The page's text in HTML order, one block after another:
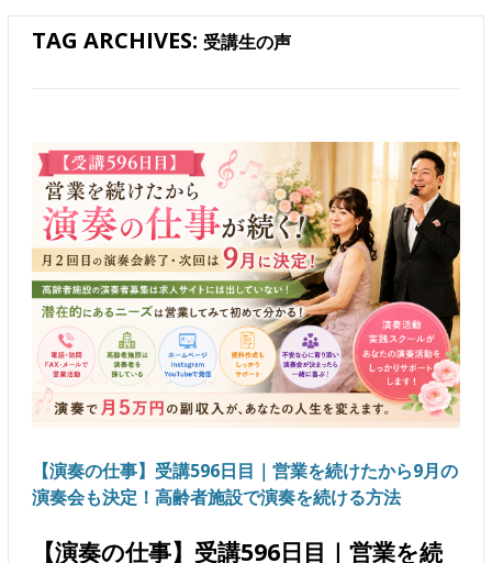
TAG ARCHIVES: 受講生の声
【演奏の仕事】受講596日目｜営業を続けたから9月の
演奏会も決定！高齢者施設で演奏を続ける方法
【演奏の仕事】受講596日目｜営業を続